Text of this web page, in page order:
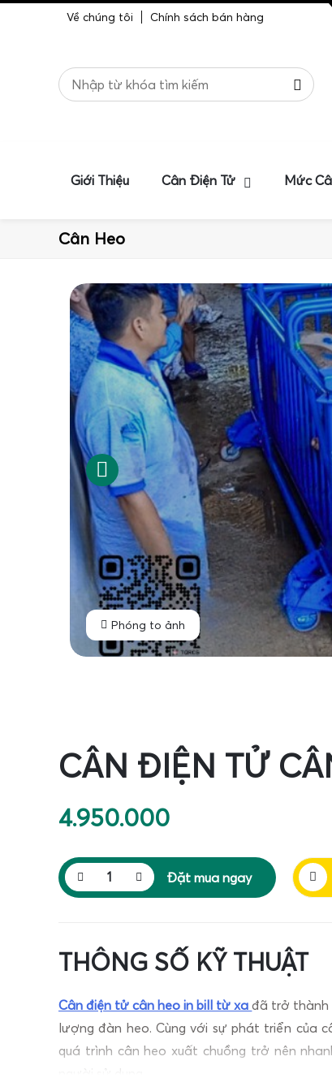
Về chúng tôi Chính sách bán hàng
Giới Thiệu Cân Điện Tử Mức
Cân Heo
Phóng to ảnh
CÂN ĐIỆN TỬ
4.950.000
Đặt mua ngay
THÔNG SỐ KỸ THUẬT
Cân điện tử cân heo in bill từ xađã trở thành
lượng đàn heo. Cùng với sự phát triển của
quá trình cân heo xuất chuồng trở nên
người sử dụng.